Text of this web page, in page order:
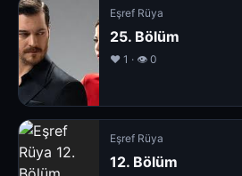
Eşref Rüya
25. Bölüm
❤️ 1 · 👁 0
Eşref Rüya
12. Bölüm